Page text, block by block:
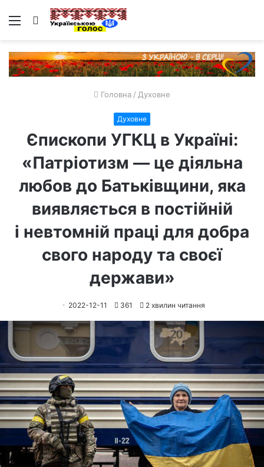
Меню Пошук
Головна / Духовне
Духовне
Єпископи УГКЦ в Україні:
«Патріотизм — це діяльна
любов до Батьківщини, яка
виявляється в постійній
і невтомній праці для добра
свого народу та своєї
держави»
2022-12-11 361 2 хвилин читання